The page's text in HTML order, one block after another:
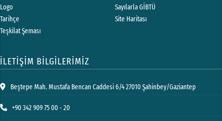
Logo
Tarihçe
Teşkilat Şeması
Sayılarla GİBTÜ
Site Haritası
İLETİŞİM BİLGİLERİMİZ
Beştepe Mah. Mustafa Bencan Caddesi 6/4 27010 Şahinbey/Gaziantep
+90 342 909 75 00 - 20